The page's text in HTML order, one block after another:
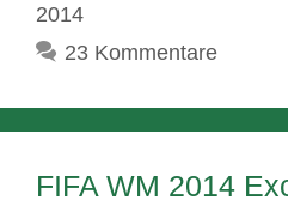
2014
23 Kommentare
FIFA WM 2014